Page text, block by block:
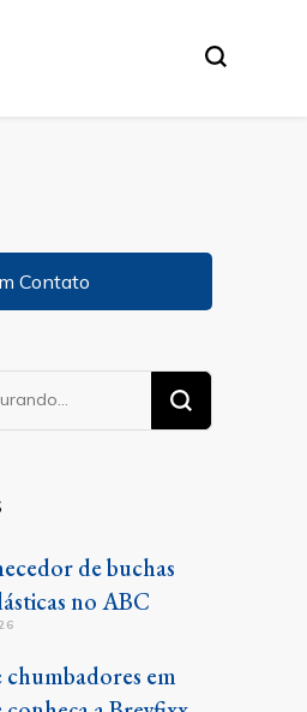
Contato
de buchas
no ABC
chumbadores em